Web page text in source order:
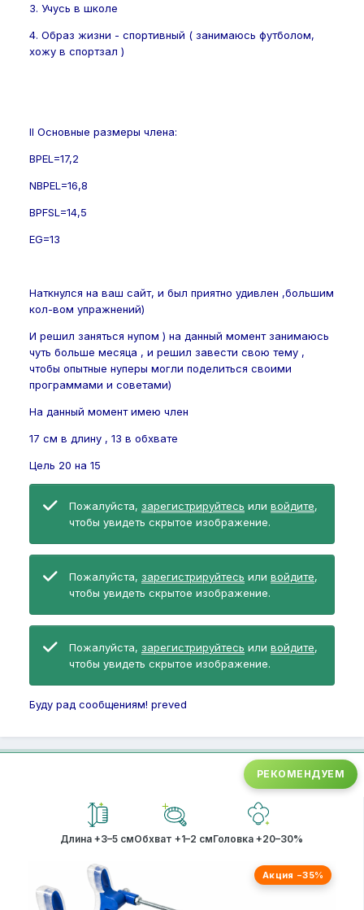
3. Учусь в школе
4. Образ жизни - спортивный ( занимаюсь футболом,
хожу в спортзал )
II Основные размеры члена:
BPEL=17,2
NBPEL=16,8
BPFSL=14,5
EG=13
Наткнулся на ваш сайт, и был приятно удивлен ,большим
кол-вом упражнений)
И решил заняться нупом ) на данный момент занимаюсь
чуть больше месяца , и решил завести свою тему ,
чтобы опытные нуперы могли поделиться своими
программами и советами)
На данный момент имею член
17 см в длину , 13 в обхвате
Цель 20 на 15
Пожалуйста, зарегистрируйтесь или войдите,
чтобы увидеть скрытое изображение.
Пожалуйста, зарегистрируйтесь или войдите,
чтобы увидеть скрытое изображение.
Пожалуйста, зарегистрируйтесь или войдите,
чтобы увидеть скрытое изображение.
Буду рад сообщениям! preved
РЕКОМЕНДУЕМ
Длина +3–5 смОбхват +1–2 смГоловка +20–30%
Акция −35%